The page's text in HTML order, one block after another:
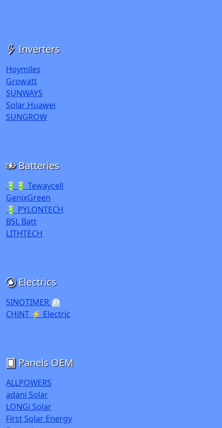
Inverters
Hoymiles
Growatt
SUNWAYS
Solar Huawei
SUNGROW
Batteries
🔋🔋 Tewaycell
GenixGreen
🔋 PYLONTECH
BSL Batt
LITHTECH
Electrics
SINOTIMER ⏲️
CHiNT ⚡ Electric
Panels OEM
ALLPOWERS
adani Solar
LONGi Solar
First Solar Energy